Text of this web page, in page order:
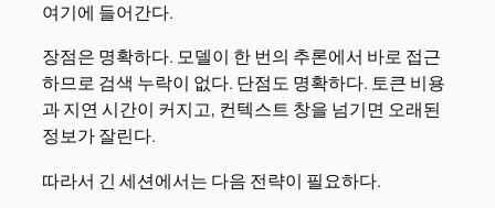
여기에 들어간다.
장점은 명확하다. 모델이 한 번의 추론에서 바로 접근
하므로 검색 누락이 없다. 단점도 명확하다. 토큰 비용
과 지연 시간이 커지고, 컨텍스트 창을 넘기면 오래된
정보가 잘린다.
따라서 긴 세션에서는 다음 전략이 필요하다.